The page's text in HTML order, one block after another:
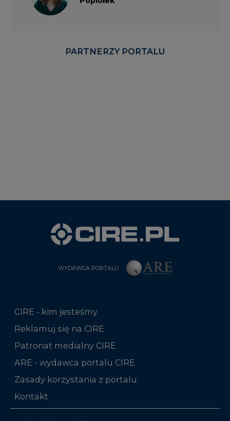
PARTNERZY PORTALU
WYDAWCA PORTALU
CIRE - kim jesteśmy
Reklamuj się na CIRE
Patronat medialny CIRE
ARE - wydawca portalu CIRE
Zasady korzystania z portalu
Kontakt